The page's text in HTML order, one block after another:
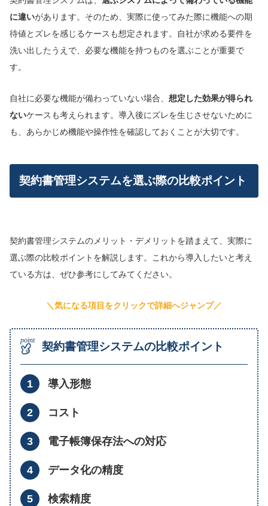
に違いがあります。そのため、実際に使ってみた際に機能への期
待値とズレを感じるケースも想定されます。自社が求める要件を
洗い出したうえで、必要な機能を持つものを選ぶことが重要で
す。
自社に必要な機能が備わっていない場合、 想定した効果が得られ
ないケースも考えられます。導入後にズレを生じさせないために
も、あらかじめ機能や操作性を確認しておくことが大切です。
契約書管理システムを選ぶ際の比較ポイント
契約書管理システムのメリット・デメリットを踏まえて、実際に
選ぶ際の比較ポイントを解説します。これから導入したいと考え
ている方は、ぜひ参考にしてみてください。
＼気になる項目をクリックで詳細へジャンプ／
契約書管理システムの比較ポイント
導入形態
コスト
電子帳簿保存法への対応
データ化の精度
検索精度